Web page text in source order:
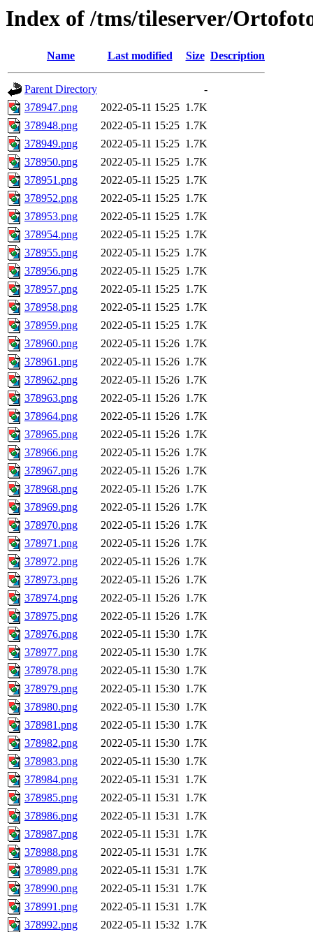
Index of /tms/tileserver/
Name Last modified Size Description
Parent Directory
-
378947.png
2022-05-11 15:25 1.7K
378948.png
2022-05-11 15:25 1.7K
378949.png
2022-05-11 15:25 1.7K
378950.png
2022-05-11 15:25 1.7K
378951.png
2022-05-11 15:25 1.7K
378952.png
2022-05-11 15:25 1.7K
378953.png
2022-05-11 15:25 1.7K
378954.png
2022-05-11 15:25 1.7K
378955.png
2022-05-11 15:25 1.7K
378956.png
2022-05-11 15:25 1.7K
378957.png
2022-05-11 15:25 1.7K
378958.png
2022-05-11 15:25 1.7K
378959.png
2022-05-11 15:25 1.7K
378960.png
2022-05-11 15:26 1.7K
378961.png
2022-05-11 15:26 1.7K
378962.png
2022-05-11 15:26 1.7K
378963.png
2022-05-11 15:26 1.7K
378964.png
2022-05-11 15:26 1.7K
378965.png
2022-05-11 15:26 1.7K
378966.png
2022-05-11 15:26 1.7K
378967.png
2022-05-11 15:26 1.7K
378968.png
2022-05-11 15:26 1.7K
378969.png
2022-05-11 15:26 1.7K
378970.png
2022-05-11 15:26 1.7K
378971.png
2022-05-11 15:26 1.7K
378972.png
2022-05-11 15:26 1.7K
378973.png
2022-05-11 15:26 1.7K
378974.png
2022-05-11 15:26 1.7K
378975.png
2022-05-11 15:26 1.7K
378976.png
2022-05-11 15:30 1.7K
378977.png
2022-05-11 15:30 1.7K
378978.png
2022-05-11 15:30 1.7K
378979.png
2022-05-11 15:30 1.7K
378980.png
2022-05-11 15:30 1.7K
378981.png
2022-05-11 15:30 1.7K
378982.png
2022-05-11 15:30 1.7K
378983.png
2022-05-11 15:30 1.7K
378984.png
2022-05-11 15:31 1.7K
378985.png
2022-05-11 15:31 1.7K
378986.png
2022-05-11 15:31 1.7K
378987.png
2022-05-11 15:31 1.7K
378988.png
2022-05-11 15:31 1.7K
378989.png
2022-05-11 15:31 1.7K
378990.png
2022-05-11 15:31 1.7K
378991.png
2022-05-11 15:31 1.7K
378992.png
2022-05-11 15:32 1.7K